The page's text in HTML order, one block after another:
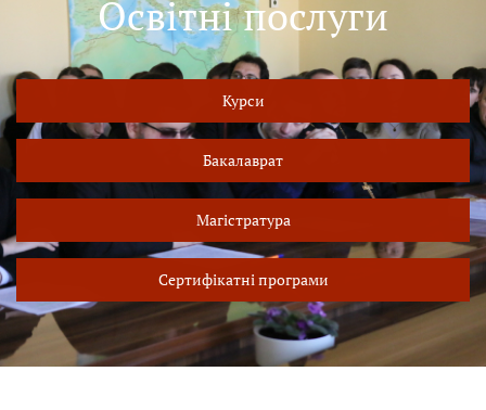
Освітні послуги
Курси
Бакалаврат
Магістратура
Сертифікатні програми